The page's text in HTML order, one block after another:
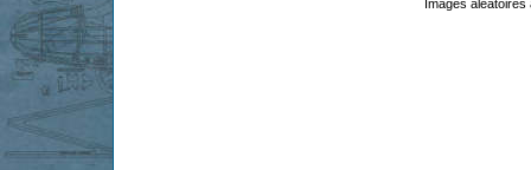
Images aléatoires